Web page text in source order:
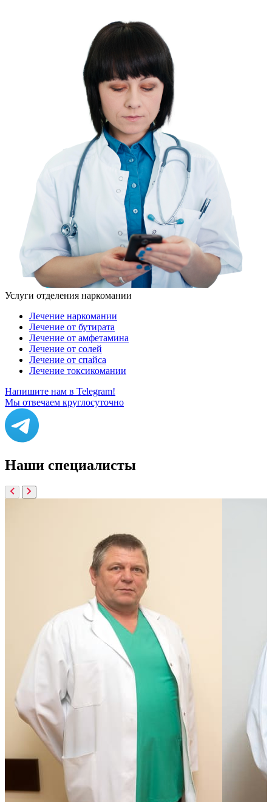
Услуги отделения наркомании
Лечение наркомании
Лечение от бутирата
Лечение от амфетамина
Лечение от солей
Лечение от спайса
Лечение токсикомании
Напишите нам в Telegram!
Мы отвечаем круглосуточно
Наши специалисты